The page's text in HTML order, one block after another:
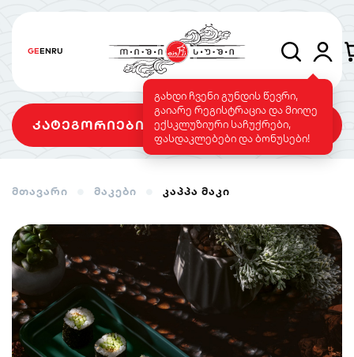
GEENRU
გახდი ჩვენი გუნდის წევრი,
გაიარე რეგისტრაცია და მიიღე
ექსკლუზიური საჩუქრები,
ფასდაკლებები და ბონუსები!
კატეგორიები
როლები
სუშის ტორტი საფირმო
ვეგეტარიანული
მენიუ
მთავარი მაკები კაპპა მაკი